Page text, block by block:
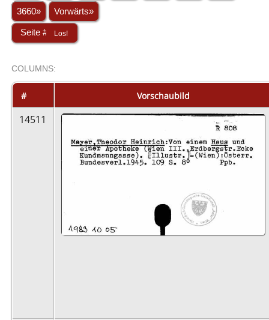
3660» Vorwärts»
COLUMNS:
# Vorschaubild
14511